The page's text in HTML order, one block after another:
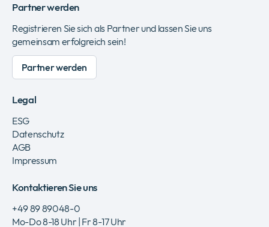
Partner werden
Registrieren Sie sich als Partner und lassen Sie uns
gemeinsam erfolgreich sein!
Partner werden
Legal
ESG
Datenschutz
AGB
Impressum
Kontaktieren Sie uns
+49 89 89048-0
Mo-Do 8-18 Uhr | Fr 8-17 Uhr